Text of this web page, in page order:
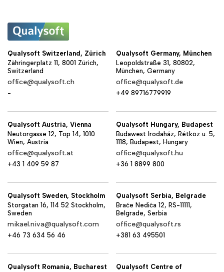
Qualysoft Switzerland, Zürich
Zähringerplatz 11, 8001 Zürich,
Switzerland
office@qualysoft.ch
-
Qualysoft Germany, München
Leopoldstraße 31, 80802,
München, Germany
office@qualysoft.de
+49 89716779919
Qualysoft Austria, Vienna
Neutorgasse 12, Top 14, 1010
Wien, Austria
office@qualysoft.at
+43 1 409 59 87
Qualysoft Hungary, Budapest
Budawest Irodaház, Rétköz u. 5,
1118, Budapest, Hungary
office@qualysoft.hu
+36 1 8899 800
Qualysoft Sweden, Stockholm
Storgatan 16, 114 52 Stockholm,
Sweden
mikael.niva@qualysoft.com
+46 73 634 56 46
Qualysoft Serbia, Belgrade
Braće Nedića 12, RS-11111,
Belgrade, Serbia
office@qualysoft.rs
+381 63 495501
Qualysoft Romania, Bucharest
Qualysoft Centre of